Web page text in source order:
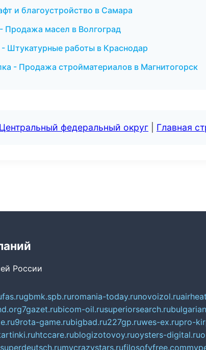
и благоустройство в Самара
Продажа масел в Волгоград
Штукатурные работы в Краснодар
- Продажа стройматериалов в Магнитогорск
федеральный округ Главная
России
fas.rugbmk.spb.ruromania-today.runovoizol.ru
7gazet.rubicom-oil.rusuperiorsearch.ru
9rota-game.rubigbad.ru227gp.ruwes-ex.rupro-
htccare.rublogizotovoy.ruoysters-digital.ru
superdeutsch.rumycrazystars.rufilosofyfree.com